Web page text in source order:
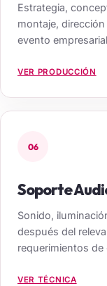
Estrategia,
montaje,
evento
VER PRODUCCIÓN
06
Soporte
Sonido,
después del
requerimientos
VER TÉCNICA